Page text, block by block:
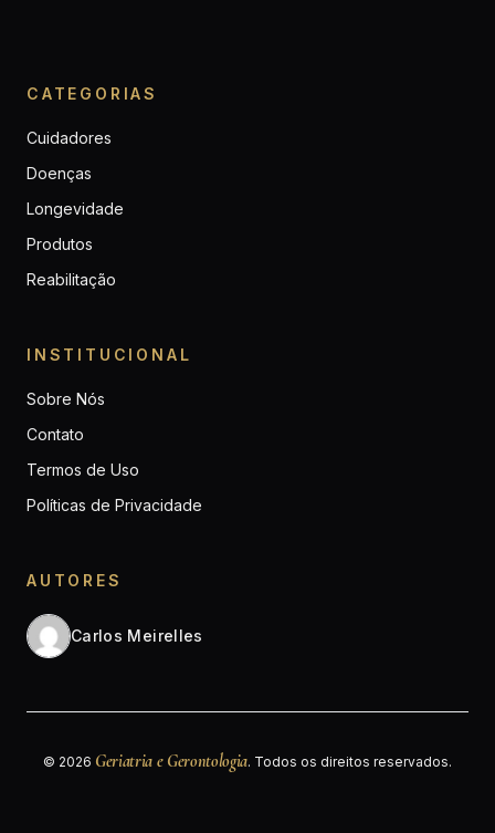
CATEGORIAS
Cuidadores
Doenças
Longevidade
Produtos
Reabilitação
INSTITUCIONAL
Sobre Nós
Contato
Termos de Uso
Políticas de Privacidade
AUTORES
Carlos Meirelles
© 2026 Geriatria e Gerontologia. Todos os direitos reservados.